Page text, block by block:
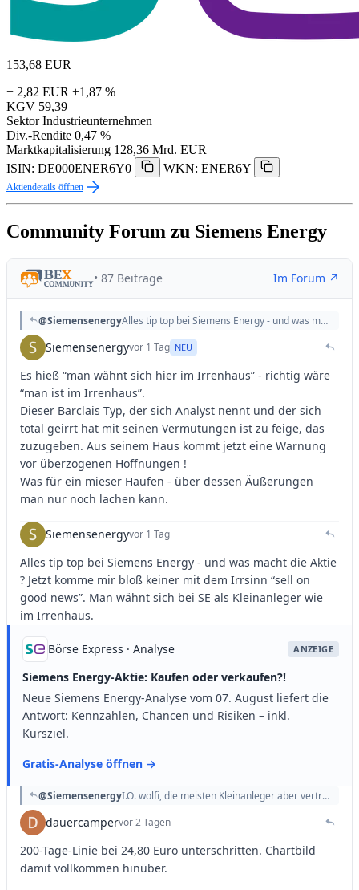
153,68 EUR
+ 2,82 EUR +1,87 %
KGV 59,39
Sektor Industrieunternehmen
Div.-Rendite 0,47 %
Marktkapitalisierung 128,36 Mrd. EUR
ISIN: DE000ENER6Y0
WKN: ENER6Y
Aktiendetails öffnen
Community Forum zu Siemens Energy